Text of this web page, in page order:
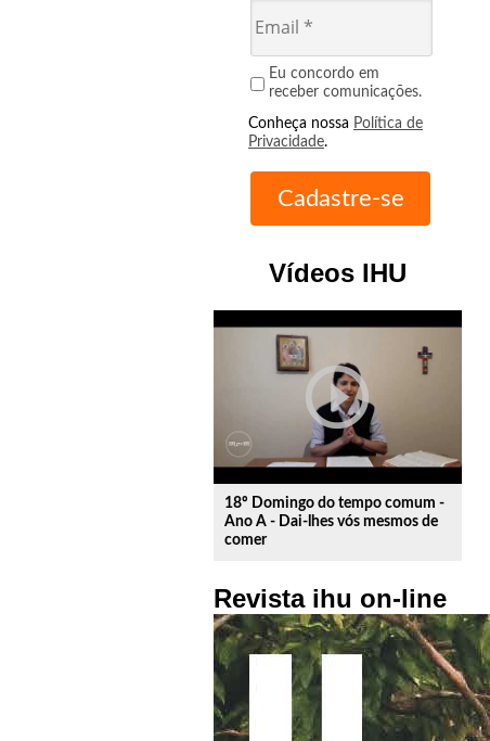
Eu concordo em
receber comunicações.
Conheça nossa Política de
Privacidade.
Vídeos IHU
play_circle_outline
18º Domingo do tempo comum -
Ano A - Dai-lhes vós mesmos de
comer
Revista ihu on-line